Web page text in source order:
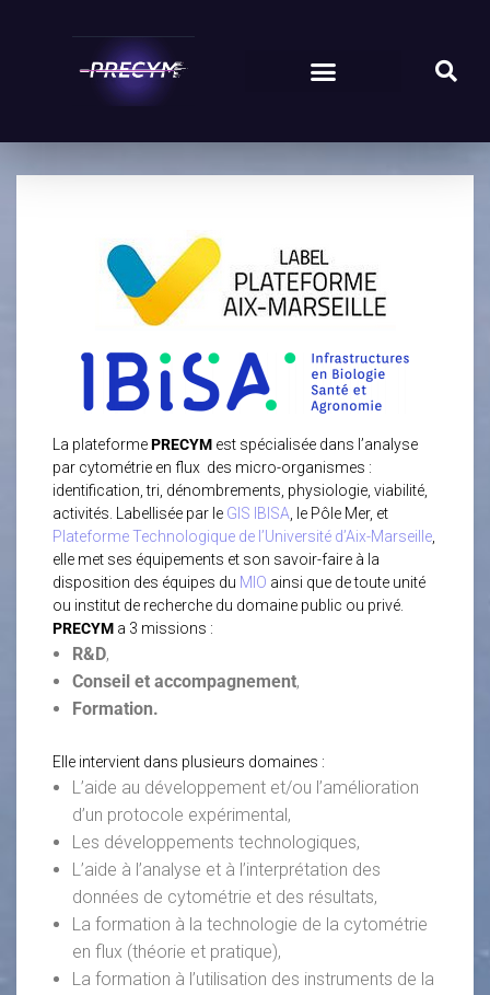
La plateformePRECYM est spécialisée dans l’analyse
par cytométrie en flux des micro-organismes :
identification, tri, dénombrements, physiologie, viabilité,
activités. Labellisée par le GIS IBISA , le Pôle Mer, et
Plateforme Technologique de l’Université d’Aix-Marseille
elle met ses équipements et son savoir-faire à la
disposition des équipes du MIO ainsi que de toute unité
ou institut de recherche du domaine public ou privé.
PRECYM a 3 missions :
R&D,
Conseil et accompagnement,
Formation.
Elle intervient dans plusieurs domaines :
L’aide au développement et/ou l’amélioration
d’un protocole expérimental,
Les développements technologiques,
L’aide à l’analyse et à l’interprétation des
données de cytométrie et des résultats,
La formation à la technologie de la cytométrie
en flux (théorie et pratique),
La formation à l’utilisation des instruments de la